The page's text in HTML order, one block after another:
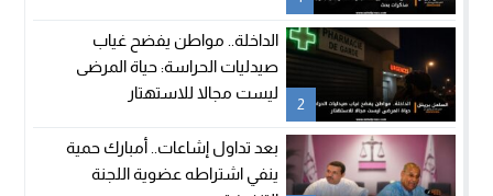
2
الداخلة.. مواطن يفضح غياب
صيدليات الحراسة: حياة المرضى
ليست مجالا للاستهتار
بعد تداول إشاعات.. أمبارك حمية
ينفي اشتراطه عضوية اللجنة